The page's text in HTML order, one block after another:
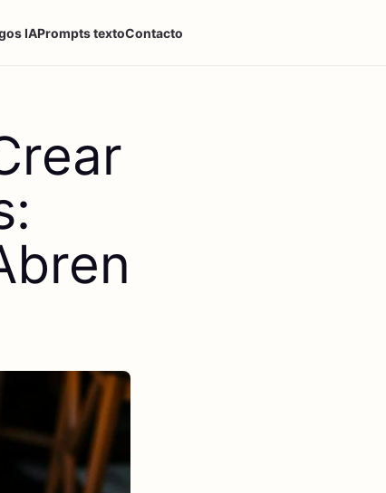
IAPrompts textoContacto